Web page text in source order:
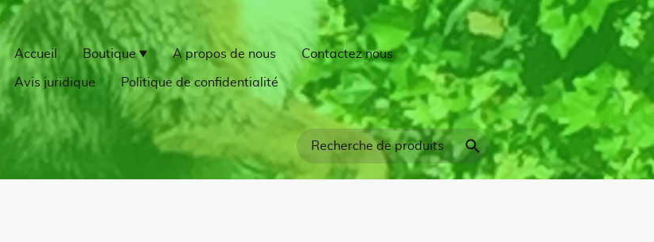
Accueil Boutique À propos de nous Contactez nous
Avis juridique Politique de confidentialité